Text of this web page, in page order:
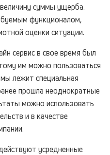
суммы ущерба.
функционалом,
оценки ситуации.
сервис в свое время был
им можно пользоваться
лежит специальная
прошла неоднократные
можно использовать
и в качестве
усредненные